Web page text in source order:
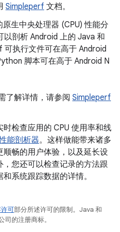
Simpleperf 文档。
生中央处理器 (CPU) 性能分
剖析 Android 上的 Java 和
可执行文件可在高于 Android
脚本可在高于 Android N
了解详情，请参阅 Simpleperf
检查应用的 CPU 使用率和线
能剖析器。这样做能带来诸多
顺畅的用户体验，以及延长设
，您还可以检查记录的方法跟
系统跟踪数据的详情。
可部分所述许可的限制。Java 和
的注册商标。